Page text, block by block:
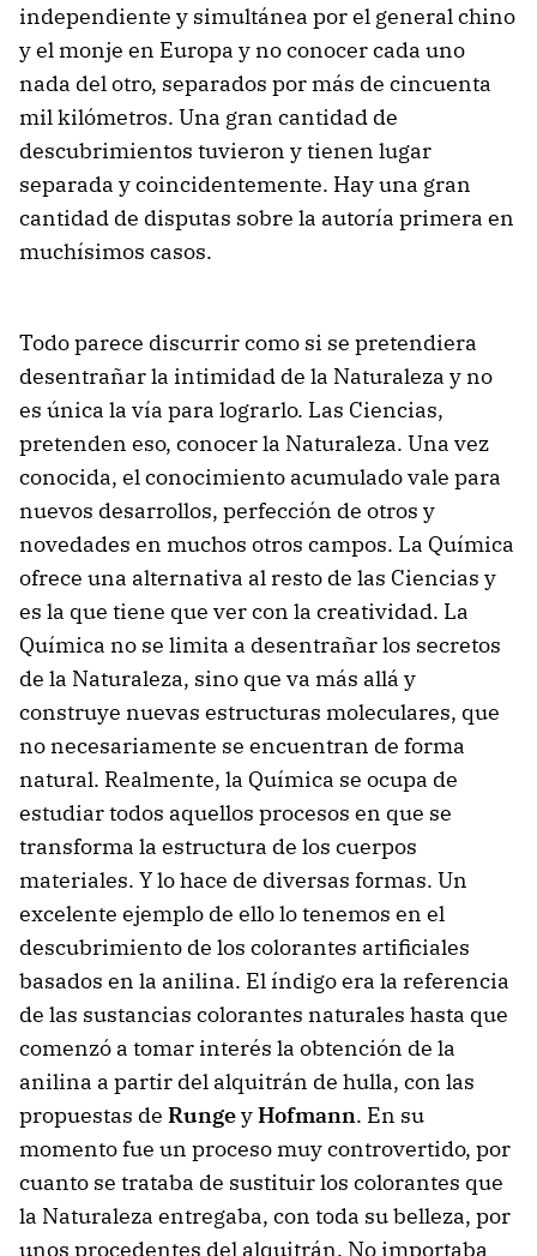
independiente y simultánea por el general chino
y el monje en Europa y no conocer cada uno
nada del otro, separados por más de cincuenta
mil kilómetros. Una gran cantidad de
descubrimientos tuvieron y tienen lugar
separada y coincidentemente. Hay una gran
cantidad de disputas sobre la autoría primera en
muchísimos casos.
Todo parece discurrir como si se pretendiera
desentrañar la intimidad de la Naturaleza y no
es única la vía para lograrlo. Las Ciencias,
pretenden eso, conocer la Naturaleza. Una vez
conocida, el conocimiento acumulado vale para
nuevos desarrollos, perfección de otros y
novedades en muchos otros campos. La Química
ofrece una alternativa al resto de las Ciencias y
es la que tiene que ver con la creatividad. La
Química no se limita a desentrañar los secretos
de la Naturaleza, sino que va más allá y
construye nuevas estructuras moleculares, que
no necesariamente se encuentran de forma
natural. Realmente, la Química se ocupa de
estudiar todos aquellos procesos en que se
transforma la estructura de los cuerpos
materiales. Y lo hace de diversas formas. Un
excelente ejemplo de ello lo tenemos en el
descubrimiento de los colorantes artificiales
basados en la anilina. El índigo era la referencia
de las sustancias colorantes naturales hasta que
comenzó a tomar interés la obtención de la
anilina a partir del alquitrán de hulla, con las
propuestas de RungeyHofmann. En su
momento fue un proceso muy controvertido, por
cuanto se trataba de sustituir los colorantes que
la Naturaleza entregaba, con toda su belleza, por
unos procedentes del alquitrán. No importaba